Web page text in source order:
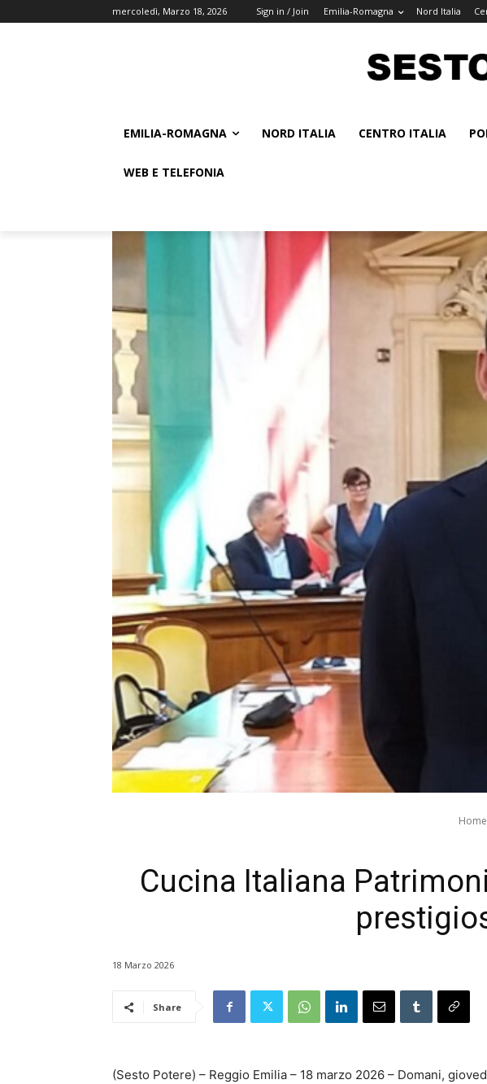
mercoledì, Marzo 18, 2026 Sign in / Join Emilia-Romagna Nord Italia
EMILIA-ROMAGNA NORD ITALIA CENTRO ITALIA
WEB E TELEFONIA
Home
Cucina Italiana
18 Marzo 2026
Share
(Sesto Potere) – Reggio Emilia – 18 marzo 2026 – Domani,